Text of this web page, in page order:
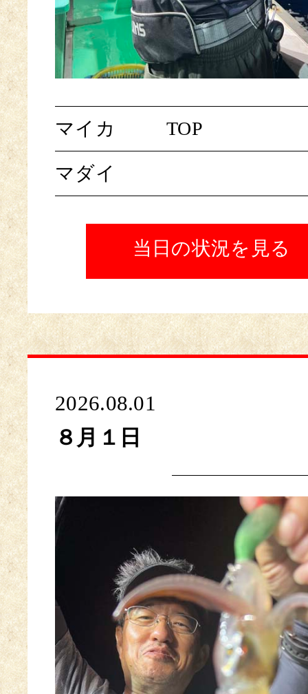
マイカ TOP
マダイ
当日の状況を見る
2026.08.01
８月１日